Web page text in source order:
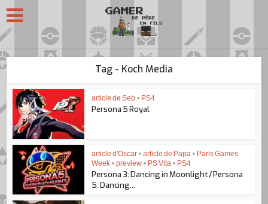
Tag - Koch Media
article de Seb • PS4
Persona 5 Royal
article d'Oscar • article de Papa • Paris Games
Week • preview • PS Vita • PS4
Persona 3: Dancing in Moonlight / Persona
5: Dancing...